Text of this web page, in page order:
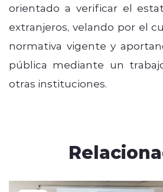
orientado a verificar el
extranjeros, velando por el
normativa vigente y
pública mediante un
otras instituciones.